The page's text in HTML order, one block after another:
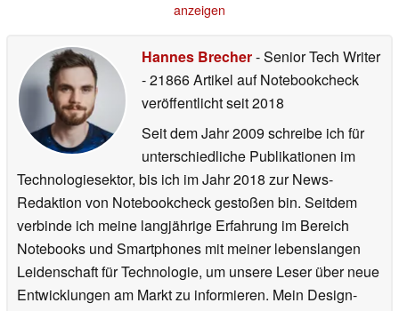
anzeigen
Hannes Brecher- Senior Tech Writer
- 21866 Artikel auf Notebookcheck
veröffentlichtseit 2018
Seit dem Jahr 2009 schreibe ich für
unterschiedliche Publikationen im
Technologiesektor, bis ich im Jahr 2018 zur News-
Redaktion von Notebookcheck gestoßen bin. Seitdem
verbinde ich meine langjährige Erfahrung im Bereich
Notebooks und Smartphones mit meiner lebenslangen
Leidenschaft für Technologie, um unsere Leser über neue
Entwicklungen am Markt zu informieren. Mein Design-